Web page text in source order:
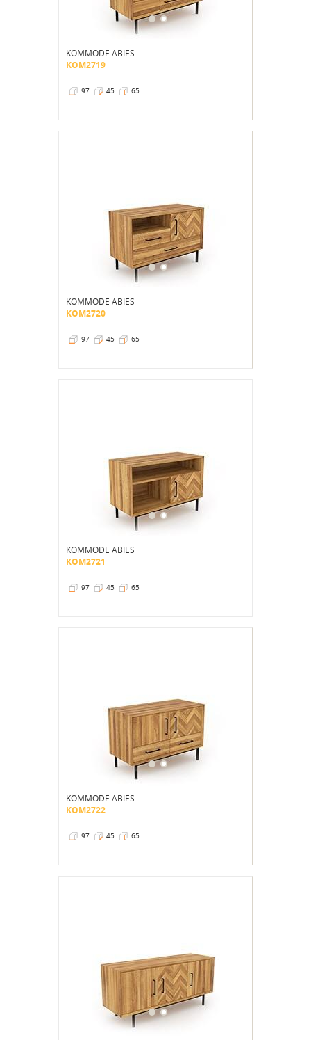
KOMMODE ABIES
KOM2719
97 45 65
KOMMODE ABIES
KOM2720
97 45 65
KOMMODE ABIES
KOM2721
97 45 65
KOMMODE ABIES
KOM2722
97 45 65